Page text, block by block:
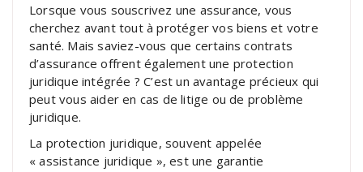
Lorsque vous souscrivez une assurance, vous
cherchez avant tout à protéger vos biens et votre
santé. Mais saviez-vous que certains contrats
d’assurance offrent également une protection
juridique intégrée ? C’est un avantage précieux qui
peut vous aider en cas de litige ou de problème
juridique.
La protection juridique, souvent appelée
« assistance juridique », est une garantie